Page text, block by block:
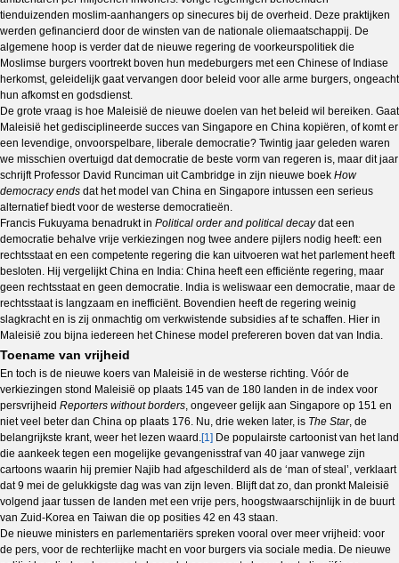
tienduizenden moslim-aanhangers op sinecures bij de overheid. Deze praktijken
werden gefinancierd door de winsten van de nationale oliemaatschappij. De
algemene hoop is verder dat de nieuwe regering de voorkeurspolitiek die
Moslimse burgers voortrekt boven hun medeburgers met een Chinese of Indiase
herkomst, geleidelijk gaat vervangen door beleid voor alle arme burgers, ongeacht
hun afkomst en godsdienst.
De grote vraag is hoe Maleisië de nieuwe doelen van het beleid wil bereiken. Gaat
Maleisië het gedisciplineerde succes van Singapore en China kopiëren, of komt er
een levendige, onvoorspelbare, liberale democratie? Twintig jaar geleden waren
we misschien overtuigd dat democratie de beste vorm van regeren is, maar dit jaar
schrijft Professor David Runciman uit Cambridge in zijn nieuwe boek How
democracy ends dat het model van China en Singapore intussen een serieus
alternatief biedt voor de westerse democratieën.
Francis Fukuyama benadrukt in Political order and political decaydat een
democratie behalve vrije verkiezingen nog twee andere pijlers nodig heeft: een
rechtsstaat en een competente regering die kan uitvoeren wat het parlement heeft
besloten. Hij vergelijkt China en India: China heeft een efficiënte regering, maar
geen rechtsstaat en geen democratie. India is weliswaar een democratie, maar de
rechtsstaat is langzaam en inefficiënt. Bovendien heeft de regering weinig
slagkracht en is zij onmachtig om verkwistende subsidies af te schaffen. Hier in
Maleisië zou bijna iedereen het Chinese model prefereren boven dat van India.
Toename van vrijheid
En toch is de nieuwe koers van Maleisië in de westerse richting. Vóór de
verkiezingen stond Maleisië op plaats 145 van de 180 landen in de index voor
persvrijheid Reporters without borders, ongeveer gelijk aan Singapore op 151 en
niet veel beter dan China op plaats 176. Nu, drie weken later, is The Star, de
belangrijkste krant, weer het lezen waard.[1] De populairste cartoonist van het land
die aankeek tegen een mogelijke gevangenisstraf van 40 jaar vanwege zijn
cartoons waarin hij premier Najib had afgeschilderd als de ‘man of steal’, verklaart
dat 9 mei de gelukkigste dag was van zijn leven. Blijft dat zo, dan pronkt Maleisië
volgend jaar tussen de landen met een vrije pers, hoogstwaarschijnlijk in de buurt
van Zuid-Korea en Taiwan die op posities 42 en 43 staan.
De nieuwe ministers en parlementariërs spreken vooral over meer vrijheid: voor
de pers, voor de rechterlijke macht en voor burgers via sociale media. De nieuwe